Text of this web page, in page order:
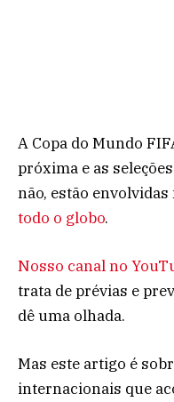
A Copa do Mundo
próxima e as
não, estão
todo o globo.
Nosso canal no
trata de prévias e
dê uma olhada.
Mas este artigo é
internacionais que